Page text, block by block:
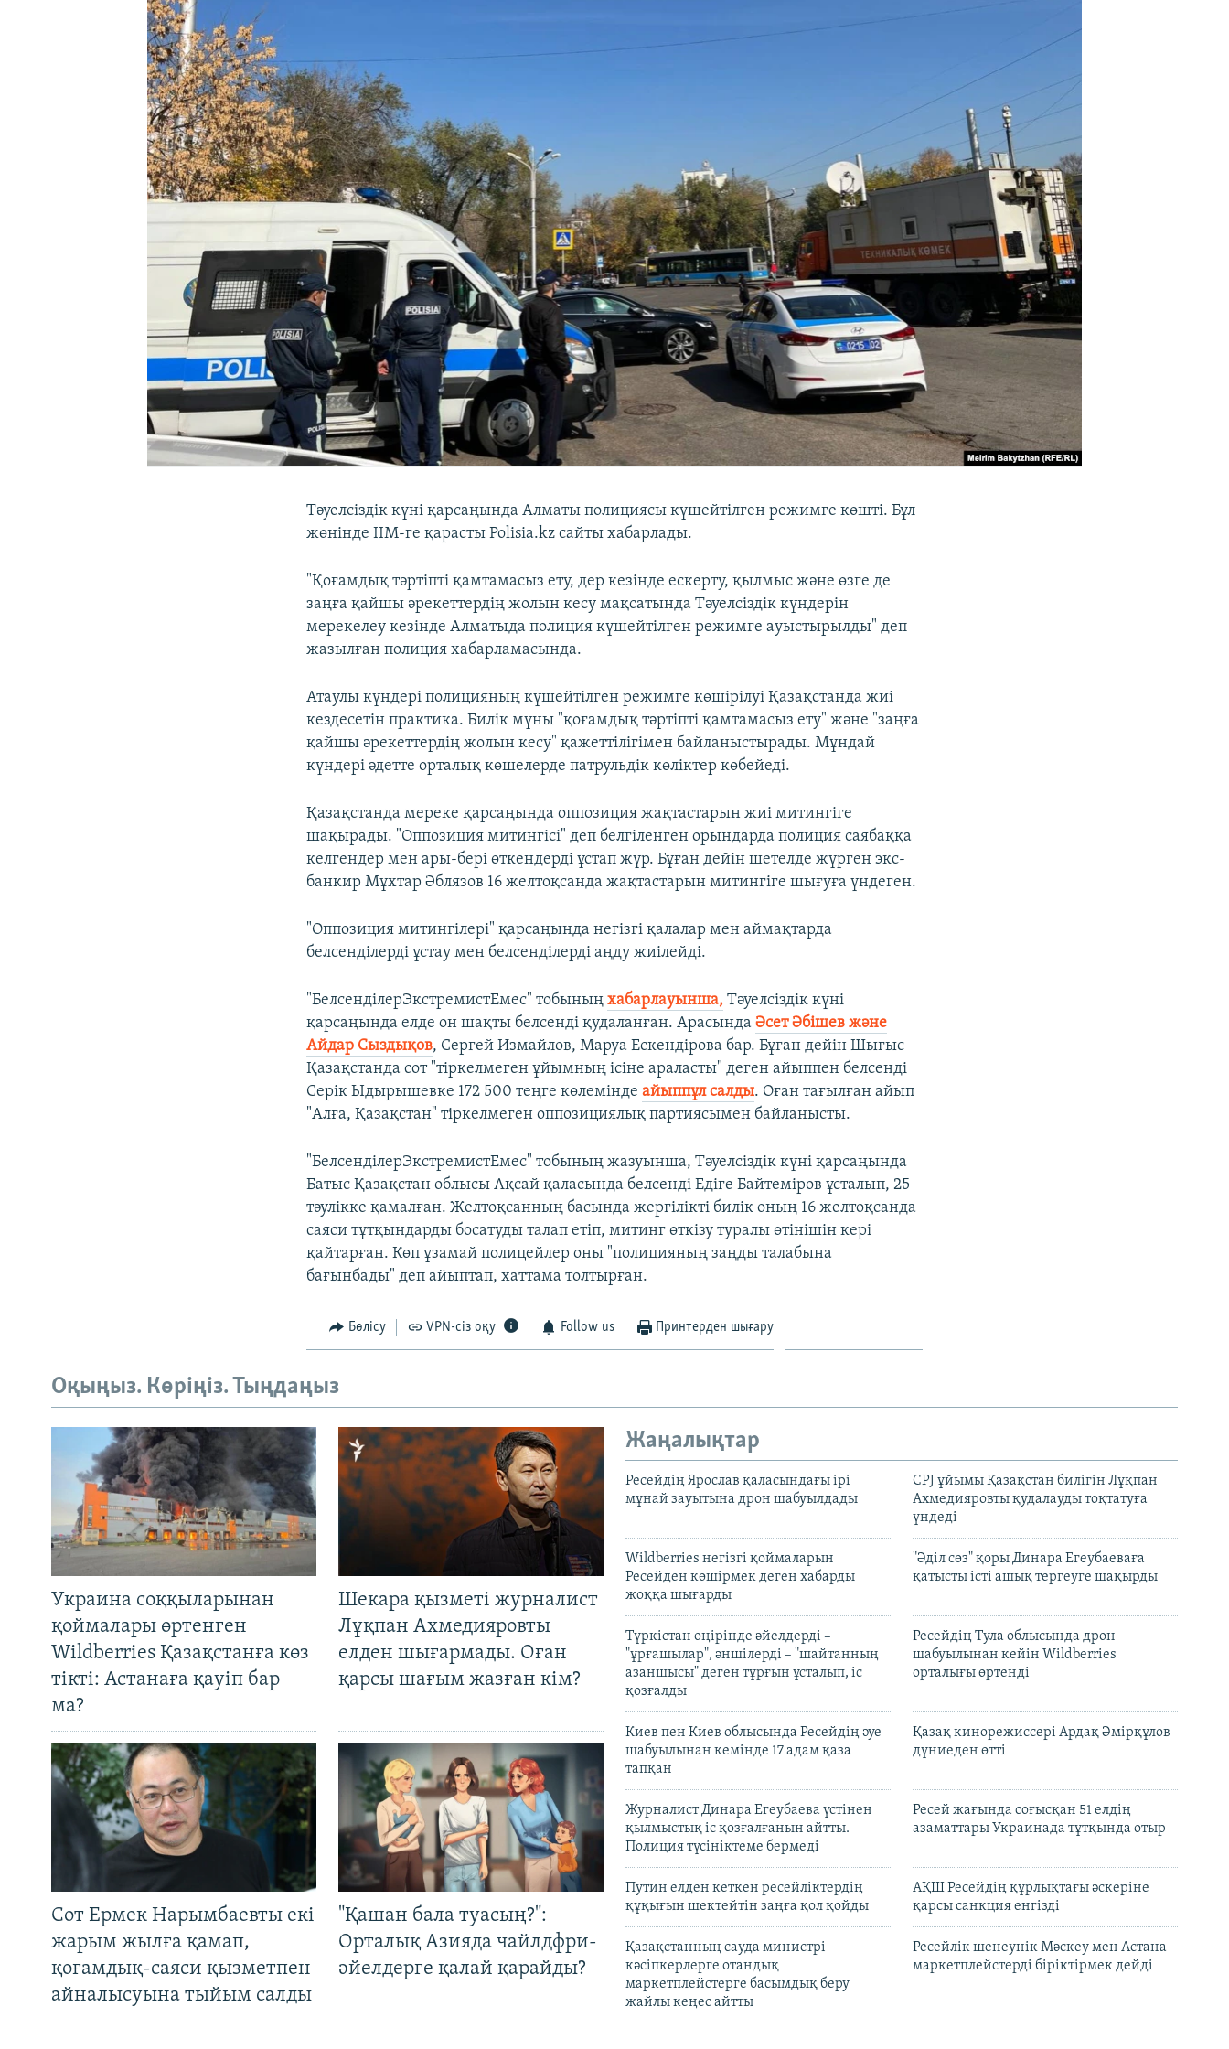
Тәуелсіздік күні қарсаңында Алматы полициясы күшейтілген режимге көшті. Бұл
жөнінде ІІМ-ге қарасты Polisia.kz сайты хабарлады.
"Қоғамдық тәртіпті қамтамасыз ету, дер кезінде ескерту, қылмыс және өзге де
заңға қайшы әрекеттердің жолын кесу мақсатында Тәуелсіздік күндерін
мерекелеу кезінде Алматыда полиция күшейтілген режимге ауыстырылды" деп
жазылған полиция хабарламасында.
Атаулы күндері полицияның күшейтілген режимге көшірілуі Қазақстанда жиі
кездесетін практика. Билік мұны "қоғамдық тәртіпті қамтамасыз ету" және "заңға
қайшы әрекеттердің жолын кесу" қажеттілігімен байланыстырады. Мұндай
күндері әдетте орталық көшелерде патрульдік көліктер көбейеді.
Қазақстанда мереке қарсаңында оппозиция жақтастарын жиі митингіге
шақырады. "Оппозиция митингісі" деп белгіленген орындарда полиция саябаққа
келгендер мен ары-бері өткендерді ұстап жүр. Бұған дейін шетелде жүрген экс-
банкир Мұхтар Әблязов 16 желтоқсанда жақтастарын митингіге шығуға үндеген.
"Оппозиция митингілері" қарсаңында негізгі қалалар мен аймақтарда
белсенділерді ұстау мен белсенділерді аңду жиілейді.
"БелсенділерЭкстремистЕмес" тобыныңхабарлауынша, Тәуелсіздік күні
қарсаңында елде он шақты белсенді қудаланған. АрасындаӘсет Әбішев және
Айдар Сыздықов, Сергей Измайлов, Маруа Ескендірова бар. Бұған дейін Шығыс
Қазақстанда сот "тіркелмеген ұйымның ісіне араласты" деген айыппен белсенді
Серік Ыдырышевке 172 500 теңге көлеміндеайыппұл салды. Оған тағылған айып
"Алға, Қазақстан" тіркелмеген оппозициялық партиясымен байланысты.
"БелсенділерЭкстремистЕмес" тобының жазуынша, Тәуелсіздік күні қарсаңында
Батыс Қазақстан облысы Ақсай қаласында белсенді Едіге Байтеміров ұсталып, 25
тәулікке қамалған. Желтоқсанның басында жергілікті билік оның 16 желтоқсанда
саяси тұтқындарды босатуды талап етіп, митинг өткізу туралы өтінішін кері
қайтарған. Көп ұзамай полицейлер оны "полицияның заңды талабына
бағынбады" деп айыптап, хаттама толтырған.
Бөлісу VPN-сіз оқу Follow us Принтерден шығару
Оқыңыз. Көріңіз. Тыңдаңыз
Украина соққыларынан
қоймалары өртенген
Wildberries Қазақстанға көз
тікті: Астанаға қауіп бар
ма?
Шекара қызметі журналист
Лұқпан Ахмедияровты
елден шығармады. Оған
қарсы шағым жазған кім?
Сот Ермек Нарымбаевты екі
жарым жылға қамап,
қоғамдық-саяси қызметпен
айналысуына тыйым салды
"Қашан бала туасың?":
Орталық Азияда чайлдфри-
әйелдерге қалай қарайды?
Жаңалықтар
Ресейдің Ярослав қаласындағы ірі
мұнай зауытына дрон шабуылдады
CPJ ұйымы Қазақстан билігін Лұқпан
Ахмедияровты қудалауды тоқтатуға
үндеді
Wildberries негізгі қоймаларын
Ресейден көшірмек деген хабарды
жоққа шығарды
"Әділ сөз" қоры Динара Егеубаеваға
қатысты істі ашық тергеуге шақырды
Түркістан өңірінде әйелдерді –
"ұрғашылар", әншілерді – "шайтанның
азаншысы" деген тұрғын ұсталып, іс
қозғалды
Ресейдің Тула облысында дрон
шабуылынан кейін Wildberries
орталығы өртенді
Киев пен Киев облысында Ресейдің әуе
шабуылынан кемінде 17 адам қаза
тапқан
Қазақ кинорежиссері Ардақ Әмірқұлов
дүниеден өтті
Журналист Динара Егеубаева үстінен
қылмыстық іс қозғалғанын айтты.
Полиция түсініктеме бермеді
Ресей жағында соғысқан 51 елдің
азаматтары Украинада тұтқында отыр
Путин елден кеткен ресейліктердің
құқығын шектейтін заңға қол қойды
АҚШ Ресейдің құрлықтағы әскеріне
қарсы санкция енгізді
Қазақстанның сауда министрі
кәсіпкерлерге отандық
маркетплейстерге басымдық беру
жайлы кеңес айтты
Ресейлік шенеунік Мәскеу мен Астана
маркетплейстерді біріктірмек дейді